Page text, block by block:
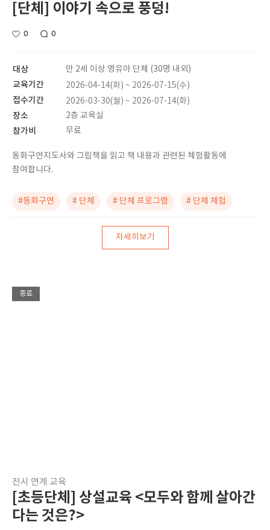
[단체] 이야기 속으로 풍덩!
0 0
대상 만 2세 이상 영유아 단체 (30명 내외)
교육기간 2026-04-14(화) ~ 2026-07-15(수)
접수기간 2026-03-30(월) ~ 2026-07-14(화)
장소 2층 교육실
참가비 무료
동화구연지도사와 그림책을 읽고 책 내용과 관련된 체험활동에
참여합니다.
#동화구연 # 단체 # 단체 프로그램 # 단체 체험
자세히보기
종료
전시 연계 교육
[초등단체] 상설교육 <모두와 함께 살아간
다는 것은?>